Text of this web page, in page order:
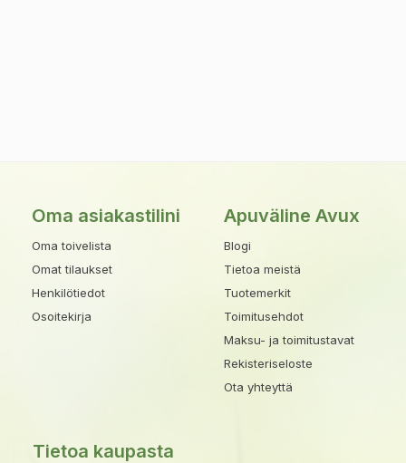
Oma asiakastilini
Oma toivelista
Omat tilaukset
Henkilötiedot
Osoitekirja
Apuväline Avux
Blogi
Tietoa meistä
Tuotemerkit
Toimitusehdot
Maksu- ja toimitustavat
Rekisteriseloste
Ota yhteyttä
Tietoa kaupasta